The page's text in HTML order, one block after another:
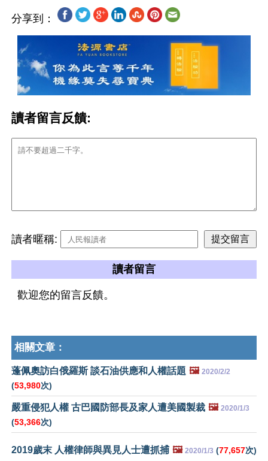
分享到：
讀者留言反饋:
讀者暱稱:
讀者留言
歡迎您的留言反饋。
相關文章：
蓬佩奧訪白俄羅斯 談石油供應和人權話題 🖼️ 2020/2/2
(53,980次)
嚴重侵犯人權 古巴國防部長及家人遭美國製裁 🖼️ 2020/1/3
(53,366次)
2019歲末 人權律師與異見人士遭抓捕 🖼️ 2020/1/3 (77,657次)